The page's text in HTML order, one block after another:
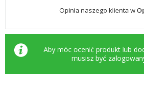
Opinia naszego klienta w
Aby móc ocenić produkt lub
musisz być